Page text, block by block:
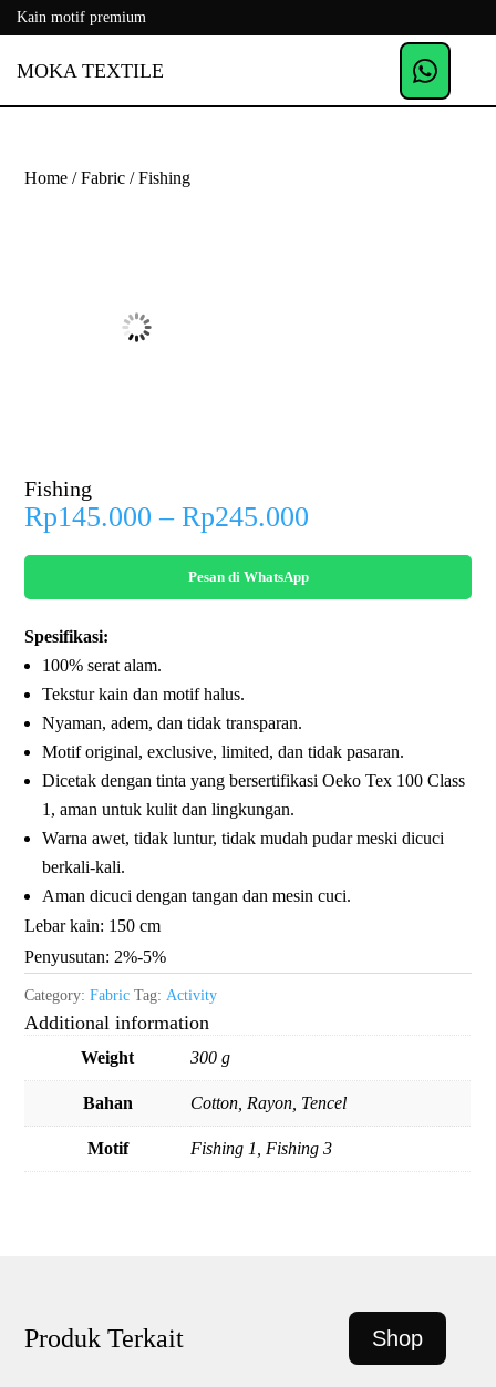
Kain motif premium
MOKA TEXTILE
Home /Fabric / Fishing
Fishing
Rp145.000 – Rp245.000
range:
Rp145.000
through
Pesan di WhatsApp
Spesifikasi:
100% serat alam.
Tekstur kain dan motif halus.
Nyaman, adem, dan tidak transparan.
Motif original, exclusive, limited, dan tidak pasaran.
Dicetak dengan tinta yang bersertifikasi Oeko Tex 100 Class
1, aman untuk kulit dan lingkungan.
Warna awet, tidak luntur, tidak mudah pudar meski dicuci
berkali-kali.
Aman dicuci dengan tangan dan mesin cuci.
Lebar kain: 150 cm
Penyusutan: 2%-5%
Category:Fabric Tag: Activity
Additional information
Weight 300 g
Bahan Cotton, Rayon, Tencel
Motif Fishing 1, Fishing 3
Produk Terkait Shop